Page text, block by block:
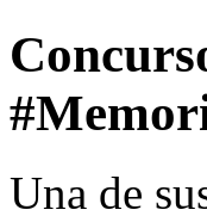
Una de